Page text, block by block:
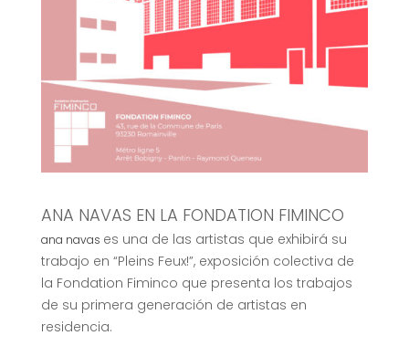
ANA NAVAS EN LA FONDATION FIMINCO
ana navas es una de las artistas que exhibirá su
trabajo en “Pleins Feux!”, exposición colectiva de
la Fondation Fiminco que presenta los trabajos
de su primera generación de artistas en
residencia.